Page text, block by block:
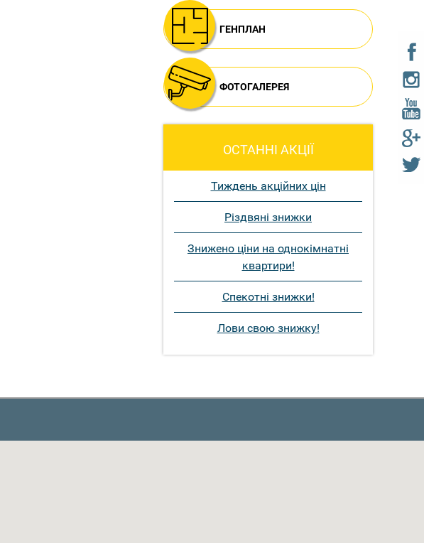
ГЕНПЛАН
ФОТОГАЛЕРЕЯ
ОСТАННІ АКЦІЇ
Тиждень акційних цін
Різдвяні знижки
Знижено ціни на однокімнатні
квартири!
Спекотні знижки!
Лови свою знижку!